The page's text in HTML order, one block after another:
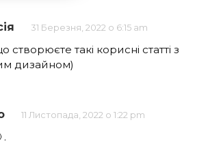
31 Березня, 2022 о 6:15 am
створюєте такі корисні статті з
дизайном)
11 Листопада, 2022 о 1:22 pm
.